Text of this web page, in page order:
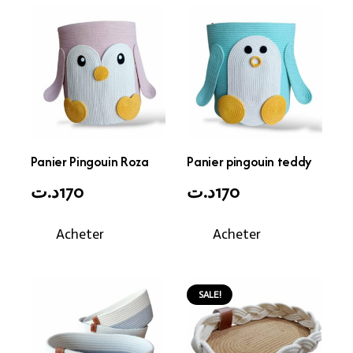
Panier Pingouin Roza
170د.ت
Acheter
Panier pingouin teddy
170د.ت
Acheter
SALE!